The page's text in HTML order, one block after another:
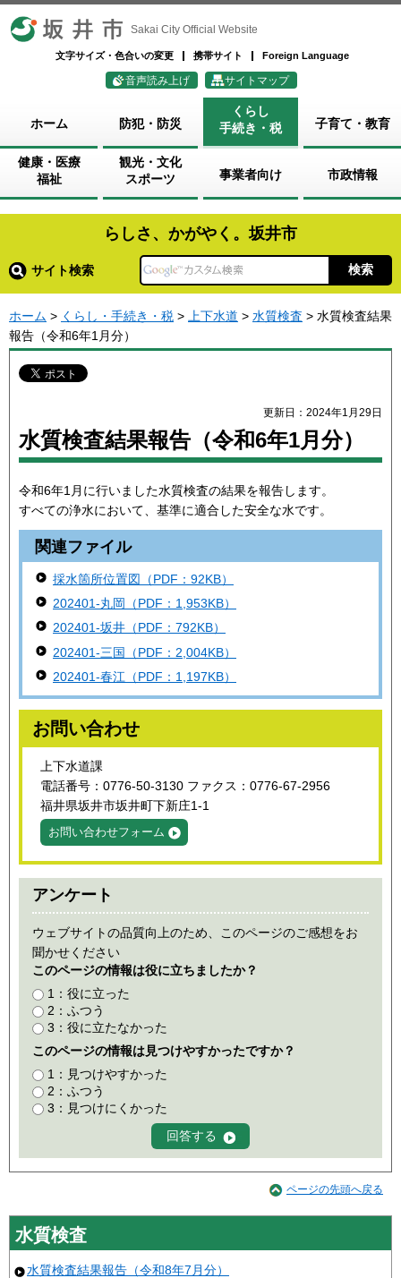
坂井市 Sakai City Official Website
文字サイズ・色合いの変更 携帯サイト Foreign Language
音声読み上げ サイトマップ
ホーム 防犯・防災
くらし
手続き・税
子育て・教育
健康・医療
福祉
観光・文化
スポーツ
事業者向け 市政情報
らしさ、かがやく。坂井市
サイト検索
ホーム > くらし・手続き・税 > 上下水道 > 水質検査 > 水質検査結果
報告（令和6年1月分）
更新日：2024年1月29日
水質検査結果報告（令和6年1月分）
令和6年1月に行いました水質検査の結果を報告します。
すべての浄水において、基準に適合した安全な水です。
関連ファイル
採水箇所位置図（PDF：92KB）
202401-丸岡（PDF：1,953KB）
202401-坂井（PDF：792KB）
202401-三国（PDF：2,004KB）
202401-春江（PDF：1,197KB）
お問い合わせ
上下水道課
電話番号：0776-50-3130 ファクス：0776-67-2956
福井県坂井市坂井町下新庄1-1
お問い合わせフォーム
アンケート
ウェブサイトの品質向上のため、このページのご感想をお
聞かせください
このページの情報は役に立ちましたか？
1：役に立った
2：ふつう
3：役に立たなかった
このページの情報は見つけやすかったですか？
1：見つけやすかった
2：ふつう
3：見つけにくかった
ページの先頭へ戻る
水質検査
水質検査結果報告（令和8年7月分）